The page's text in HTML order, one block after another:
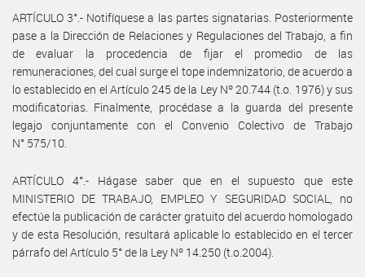
ARTÍCULO 3°.- Notifíquese a las partes signatarias. Posteriormente
pase a la Dirección de Relaciones y Regulaciones del Trabajo, a fin
de evaluar la procedencia de fijar el promedio de las
remuneraciones, del cual surge el tope indemnizatorio, de acuerdo a
lo establecido en el Artículo 245 de la Ley Nº 20.744 (t.o. 1976) y sus
modificatorias. Finalmente, procédase a la guarda del presente
legajo conjuntamente con el Convenio Colectivo de Trabajo
N° 575/10.
ARTÍCULO 4°.- Hágase saber que en el supuesto que este
MINISTERIO DE TRABAJO, EMPLEO Y SEGURIDAD SOCIAL, no
efectúe la publicación de carácter gratuito del acuerdo homologado
y de esta Resolución, resultará aplicable lo establecido en el tercer
párrafo del Artículo 5° de la Ley Nº 14.250 (t.o.2004).